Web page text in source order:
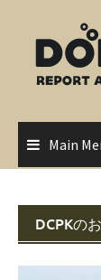
content
Main
DCPKの